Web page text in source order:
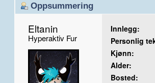
Oppsummering
Eltanin
Hyperaktiv Fur
Innlegg:
Personlig
Kjønn:
Alder:
Bosted: